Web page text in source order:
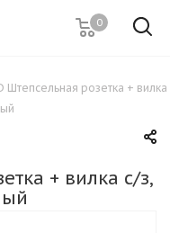
0
Штепсельная розетка + вилка
+ вилка с/з,